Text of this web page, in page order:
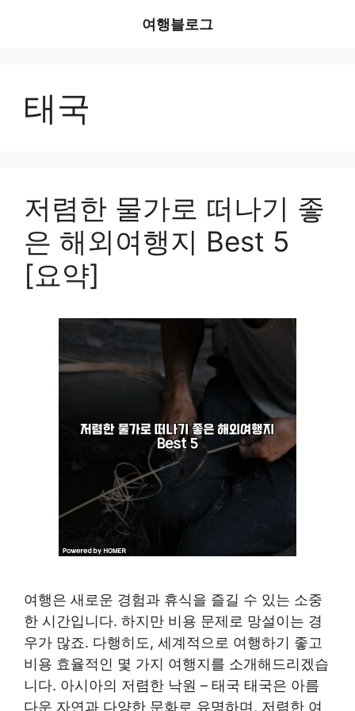
여행블로그
태국
저렴한 물가로 떠나기 좋
은 해외여행지 Best 5
[요약]
여행은 새로운 경험과 휴식을 즐길 수 있는 소중
한 시간입니다. 하지만 비용 문제로 망설이는 경
우가 많죠. 다행히도, 세계적으로 여행하기 좋고
비용 효율적인 몇 가지 여행지를 소개해드리겠습
니다. 아시아의 저렴한 낙원 – 태국 태국은 아름
다운 자연과 다양한 문화로 유명하며, 저렴한 여